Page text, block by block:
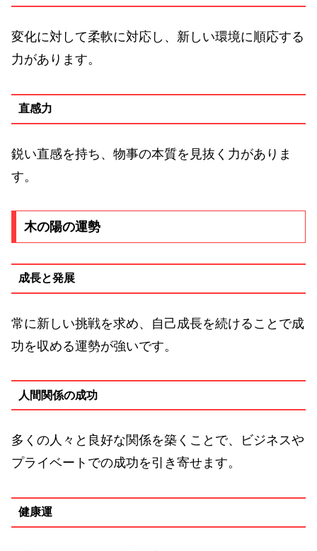
変化に対して柔軟に対応し、新しい環境に順応する
力があります。
直感力
鋭い直感を持ち、物事の本質を見抜く力がありま
す。
木の陽の運勢
成長と発展
常に新しい挑戦を求め、自己成長を続けることで成
功を収める運勢が強いです。
人間関係の成功
多くの人々と良好な関係を築くことで、ビジネスや
プライベートでの成功を引き寄せます。
健康運